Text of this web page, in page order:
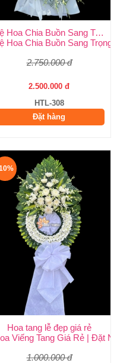
Dịch Vụ Uy Tín Tại Huy
Kệ Hoa Chia Buồn Sang Trọng
Hoa Chia Buồn Sang
2.750.000 đ
2.500.000 đ
HTL-308
Đặt hàng
tại Huy Thảo
Hoa tang lễ đẹp giá rẻ
Viếng Tang Giá Rẻ | Đặt
1.000.000 đ